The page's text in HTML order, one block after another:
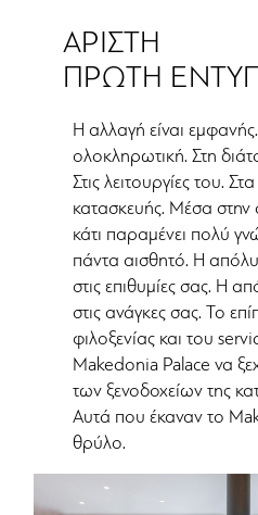
ΑΡΙΣΤΗ
ΠΡΩΤΗ
Η αλλαγή είναι εμφανής.
ολοκληρωτική. Στη
Στις λειτουργίες του.
κατασκευής. Μέσα
κάτι παραμένει πολύ
πάντα αισθητό. Η
στις επιθυμίες σας. Η
στις ανάγκες σας. Το
φιλοξενίας και του
Makedonia Palace να
των ξενοδοχείων της
Αυτά που έκαναν το
θρύλο.